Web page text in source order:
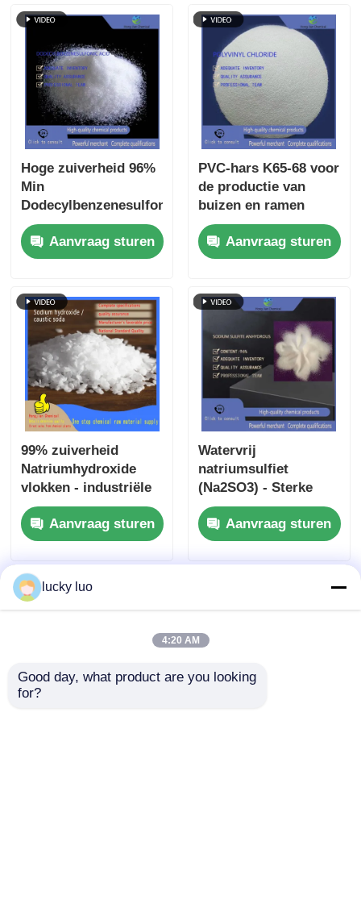
Hoge zuiverheid 96%
Min
Dodecylbenzenesulfonsyre
LABSA Anionisch
oppervlakteactief
middel voor
Aanvraag sturen
PVC-hars K65-68 voor
de productie van
buizen en ramen
Aanvraag sturen
99% zuiverheid
Natriumhydroxide
vlokken - industriële
kwaliteit kaustic soda
voor
waterbehandeling en
chemische productie
Aanvraag sturen
Watervrij
natriumsulfiet
(Na2SO3) - Sterke
reducerende werking
voor fotografie,
waterontchloorder en
voedselconserveermiddel
Aanvraag sturen
lucky luo
4:20 AM
Good day, what product are you looking
for?